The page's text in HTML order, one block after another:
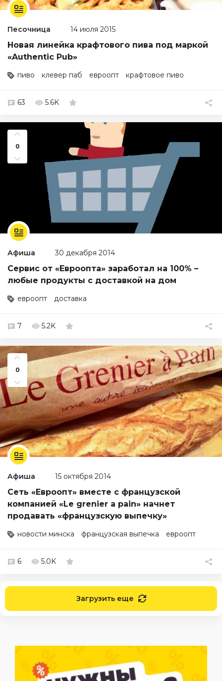
Песочница 14 июля 2015
Новая линейка крафтового пива под маркой
«Authentic Pub»
пиво клевер паб евроопт крафтовое пиво
63 5.6K
0
Афиша 30 декабря 2014
Сервис от «Евроопта» заработал на 100% –
любые продукты с доставкой на дом
евроопт доставка
7 5.2K
0
Афиша 15 октября 2014
Сеть «Евроопт» вместе с французcкой
компанией «Le grenier a pain» начнет
продавать «французскую выпечку»
новости минска французская выпечка евроопт
6 5.0K
Загрузить еще